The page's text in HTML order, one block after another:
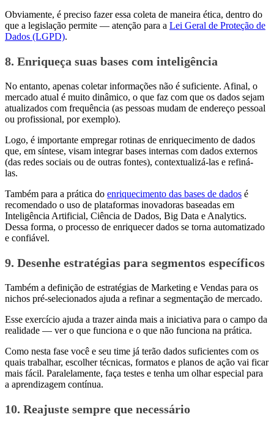
Obviamente, é preciso fazer essa coleta de maneira ética, dentro do
que a legislação permite — atenção para a Lei Geral de Proteção de
Dados (LGPD).
8. Enriqueça suas bases com inteligência
No entanto, apenas coletar informações não é suficiente. Afinal, o
mercado atual é muito dinâmico, o que faz com que os dados sejam
atualizados com frequência (as pessoas mudam de endereço pessoal
ou profissional, por exemplo).
Logo, é importante empregar rotinas de enriquecimento de dados
que, em síntese, visam integrar bases internas com dados externos
(das redes sociais ou de outras fontes), contextualizá-las e refiná-
las.
Também para a prática do enriquecimento das bases de dados é
recomendado o uso de plataformas inovadoras baseadas em
Inteligência Artificial, Ciência de Dados, Big Data e Analytics.
Dessa forma, o processo de enriquecer dados se torna automatizado
e confiável.
9. Desenhe estratégias para segmentos específicos
Também a definição de estratégias de Marketing e Vendas para os
nichos pré-selecionados ajuda a refinar a segmentação de mercado.
Esse exercício ajuda a trazer ainda mais a iniciativa para o campo da
realidade — ver o que funciona e o que não funciona na prática.
Como nesta fase você e seu time já terão dados suficientes com os
quais trabalhar, escolher técnicas, formatos e planos de ação vai ficar
mais fácil. Paralelamente, faça testes e tenha um olhar especial para
a aprendizagem contínua.
10. Reajuste sempre que necessário